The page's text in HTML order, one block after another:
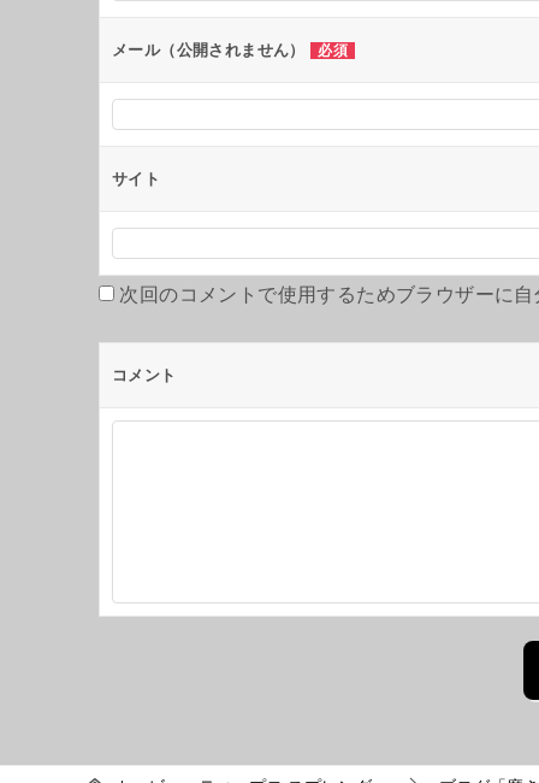
メール（公開されません） 必須
サイト
次回のコメントで使用するためブラウザーに
コメント